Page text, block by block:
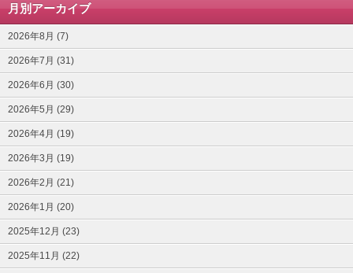
月別アーカイブ
2026年8月 (7)
2026年7月 (31)
2026年6月 (30)
2026年5月 (29)
2026年4月 (19)
2026年3月 (19)
2026年2月 (21)
2026年1月 (20)
2025年12月 (23)
2025年11月 (22)